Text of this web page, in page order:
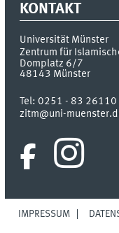
KONTAKT
Universität Münster
Zentrum für
Domplatz 6/7
48143 Münster
Tel:0251 - 83 26110
zitm@uni-
IMPRESSUM